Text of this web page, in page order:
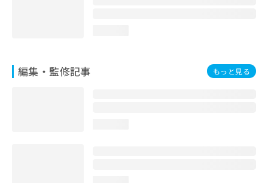
編集・監修記事 もっと見る